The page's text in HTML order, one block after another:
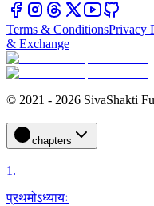
Terms & ConditionsPrivacy
& Exchange
© 2021 - 2026 SivaShakti
chapters
1.
प्रथमोऽध्यायः